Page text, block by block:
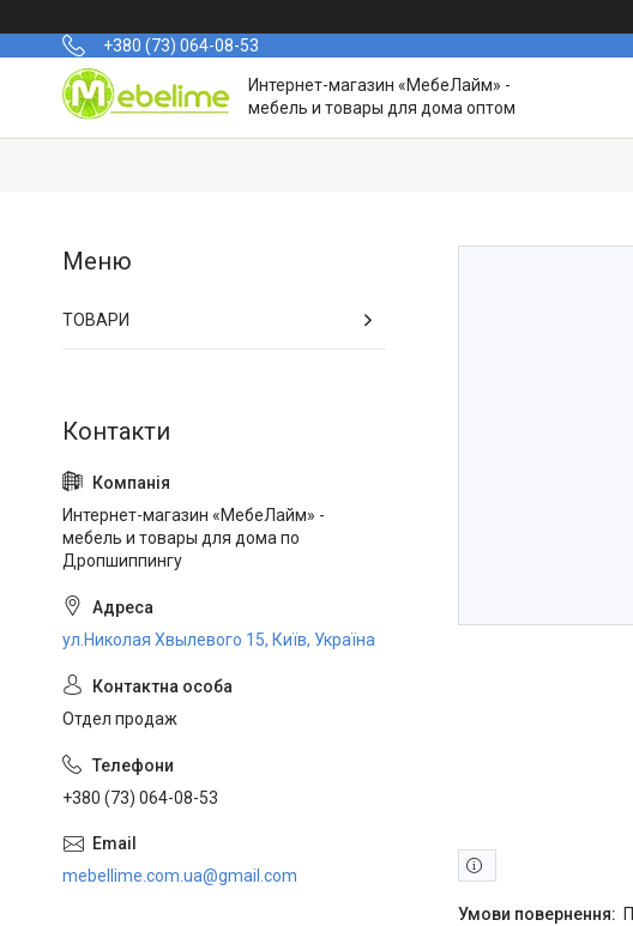
+380 (73) 064-08-53
Интернет-магазин «МебеЛайм» -
мебель и товары для дома оптом
ТОВАРИ
Интернет-магазин «МебеЛайм» -
мебель и товары для дома по
Дропшиппингу
ул.Николая Хвылевого 15, Київ, Україна
Отдел продаж
+380 (73) 064-08-53
mebellime.com.ua@gmail.com